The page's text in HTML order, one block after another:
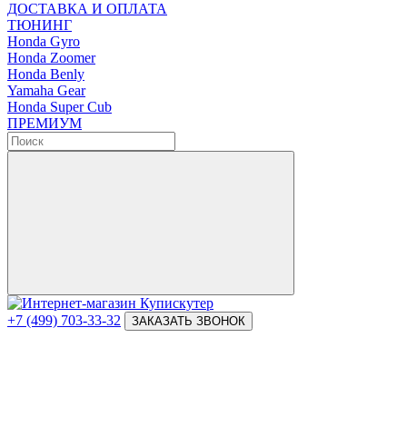
ДОСТАВКА И ОПЛАТА
ТЮНИНГ
Honda Gyro
Honda Zoomer
Honda Benly
Yamaha Gear
Honda Super Cub
ПРЕМИУМ
+7 (499) 703-33-32 ЗАКАЗАТЬ ЗВОНОК